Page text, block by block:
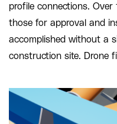
profile connections.
those for approval and
accomplished without a
construction site. Drone